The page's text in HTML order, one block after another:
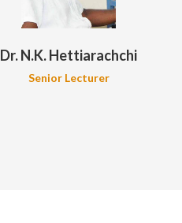
Dr. N.K. Hettiarachchi
Senior Lecturer